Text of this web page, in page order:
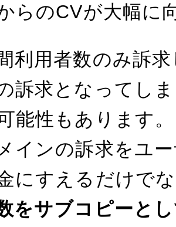
らのCVが大幅に
利用者数のみ訴
訴求となってし
能性もあります。
インの訴求をユ
にすえるだけで
をサブコピーと